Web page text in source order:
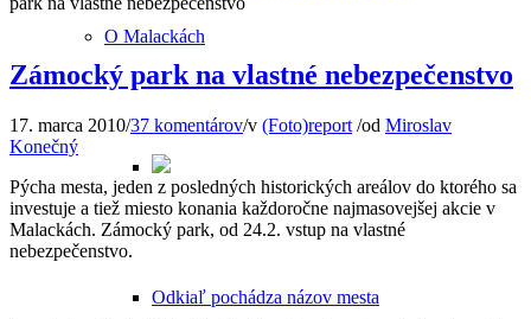
O Malackách
Odkiaľ pochádza názov mesta
Zámocký park na vlastné nebezpečenstvo
17. marca 2010/37 komentárov/v (Foto)report /od Miroslav
Konečný
Pýcha mesta, jeden z posledných historických areálov do ktorého sa
investuje a tiež miesto konania každoročne najmasovejšej akcie v
Malackách. Zámocký park, od 24.2. vstup na vlastné
nebezpečenstvo.